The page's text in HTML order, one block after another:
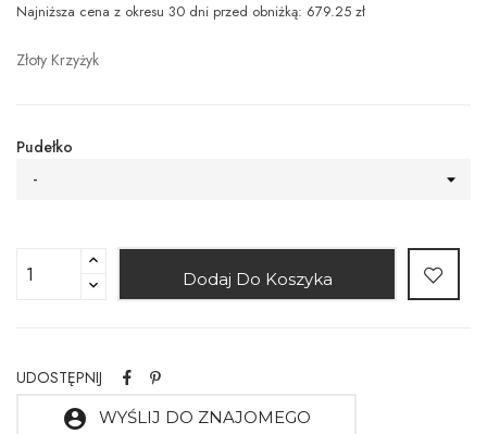
Najniższa cena z okresu 30 dni przed obniżką: 679.25 zł
Złoty Krzyżyk
Pudełko
-
Dodaj Do Koszyka
UDOSTĘPNIJ
account_circle WYŚLIJ DO ZNAJOMEGO